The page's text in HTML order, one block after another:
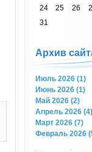
24
25 26
31
Архив
Июль 2026 (1)
Июнь 2026 (1)
Май 2026 (2)
Апрель 2026 (4)
Март 2026 (7)
Февраль 2026